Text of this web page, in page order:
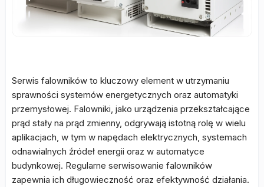
Serwis falowników to kluczowy element w utrzymaniu
sprawności systemów energetycznych oraz automatyki
przemysłowej. Falowniki, jako urządzenia przekształcające
prąd stały na prąd zmienny, odgrywają istotną rolę w wielu
aplikacjach, w tym w napędach elektrycznych, systemach
odnawialnych źródeł energii oraz w automatyce
budynkowej. Regularne serwisowanie falowników
zapewnia ich długowieczność oraz efektywność działania.